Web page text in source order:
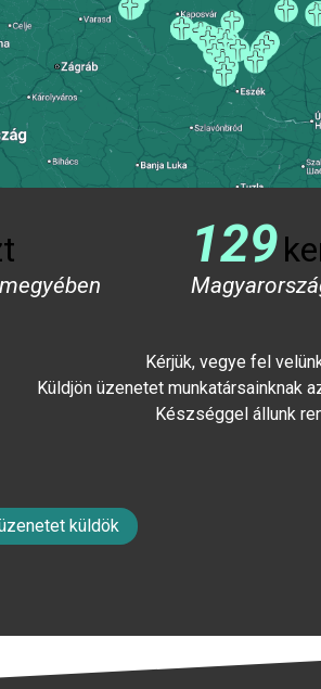
129
Kérjük, vegye fel
Küldjön üzenetet munkatársainknak
Készséggel állunk
küldök